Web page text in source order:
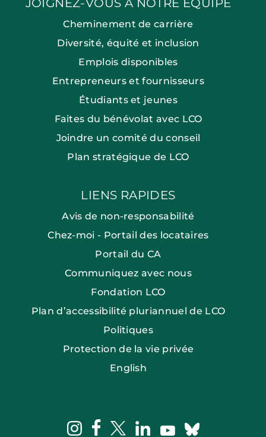
Cheminement de carrière
Diversité, équité et inclusion
Emplois disponibles
Entrepreneurs et fournisseurs
Étudiants et jeunes
Faites du bénévolat avec LCO
Joindre un comité du conseil
Plan stratégique de LCO
LIENS RAPIDES
Avis de non-responsabilité
Chez-moi - Portail des locataires
Portail du CA
Communiquez avec nous
Fondation LCO
Plan d’accessibilité pluriannuel de LCO
Politiques
Protection de la vie privée
English
instagram
facebook
twitterlinkedinyoutubebluesky